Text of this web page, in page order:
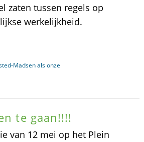
zaten tussen regels op
werkelijkheid.
Madsen als onze
te gaan!!!!
van 12 mei op het Plein